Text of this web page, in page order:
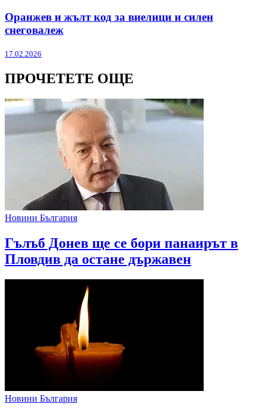
Оранжев и жълт код за виелици и силен
снеговалеж
17.02.2026
ПРОЧЕТЕТЕ ОЩЕ
Новини България
Гълъб Донев ще се бори панаирът в
Пловдив да остане държавен
Новини България